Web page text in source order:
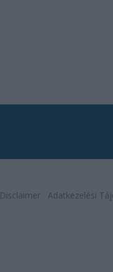
Disclaimer Adatkezelési